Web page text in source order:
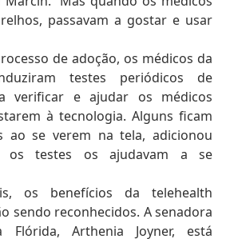
passavam a gostar e usar
de adoção, os médicos da
testes periódicos de
verificar e ajudar os médicos
à tecnologia. Alguns ficam
ao se verem na tela, adicionou
os testes os ajudavam a se
os benefícios da telehealth
sendo reconhecidos. A senadora
Arthenia Joyner, está